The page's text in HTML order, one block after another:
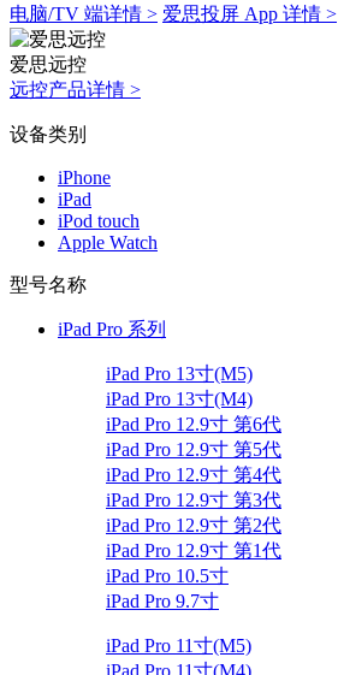
电脑/TV 端详情 > 爱思投屏 App 详情 >
爱思远控
远控产品详情 >
设备类别
iPhone
iPad
iPod touch
Apple Watch
型号名称
iPad Pro 系列
iPad Pro 13寸(M5)
iPad Pro 13寸(M4)
iPad Pro 12.9寸 第6代
iPad Pro 12.9寸 第5代
iPad Pro 12.9寸 第4代
iPad Pro 12.9寸 第3代
iPad Pro 12.9寸 第2代
iPad Pro 12.9寸 第1代
iPad Pro 10.5寸
iPad Pro 9.7寸
iPad Pro 11寸(M5)
iPad Pro 11寸(M4)